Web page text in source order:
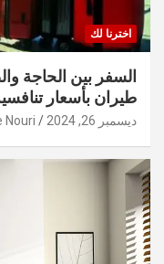
اخترنا لك
السفر بين الحاجة
طيران بأسعار
ديسمبر 26, 2024 Nouri